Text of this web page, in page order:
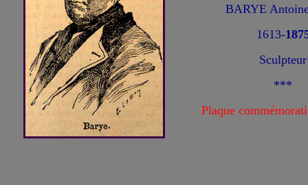
BARYE
1613-
Sculpteur
***
Plaque